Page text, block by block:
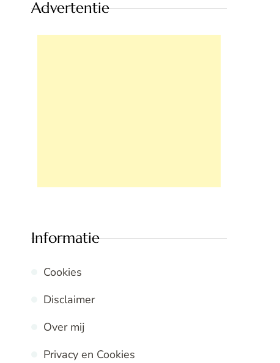
Advertentie
Informatie
Cookies
Disclaimer
Over mij
Privacy en Cookies